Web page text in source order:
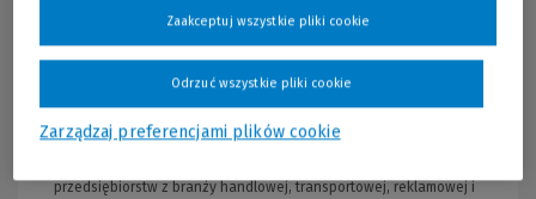
rozwiązania wynikające z Tarczy antykryzysowej, a także
regulacje prawne wprowadzone w ustawie z 16 kwietnia 2020 r. o
szczególnych instrumentach wsparcia w związku z
rozprzestrzenianiem się wirusa SARS-CoV-2, nazywanej
najkorzystniejsze z punktu widzenia średnich i dużych
przedsiębiorstw z branży handlowej, transportowej, reklamowej i
Zarządzaj preferencjami plików cookie
Odrzuć wszystkie pliki cookie
Zaakceptuj wszystkie pliki cookie